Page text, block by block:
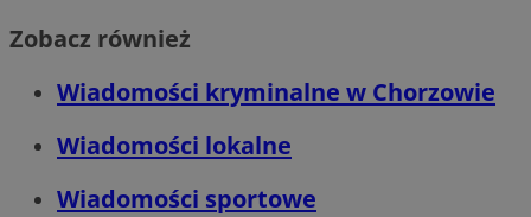
Zobacz również
Wiadomości kryminalne w Chorzowie
Wiadomości lokalne
Wiadomości sportowe